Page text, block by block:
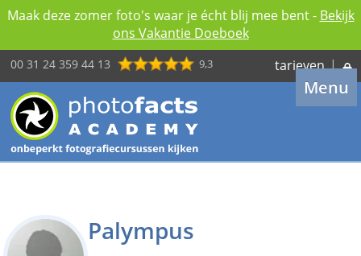
Maak deze zomer foto's waar je écht blij mee bent - Bekijk
ons Vakantie Doeboek
00 31 24 359 44 13 9,3 tarieven |
Menu
Palympus